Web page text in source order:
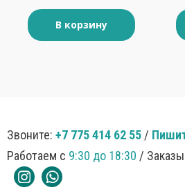
В корзину
Звоните: +7 775 414 62 55 /
Работаем с 9:30 до 18:30 /